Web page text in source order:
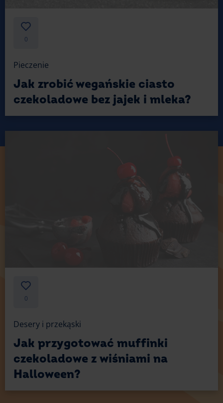
0
Pieczenie
Jak zrobić wegańskie ciasto
czekoladowe bez jajek i mleka?
0
Desery i przekąski
Jak przygotować muffinki
czekoladowe z wiśniami na
Halloween?